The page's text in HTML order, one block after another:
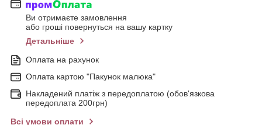
Ви отримаєте замовлення
або гроші повернуться на вашу картку
Детальніше
Оплата на рахунок
Оплата картою "Пакунок малюка"
Накладений платіж з передоплатою (обов'язкова
передоплата 200грн)
Всі умови оплати